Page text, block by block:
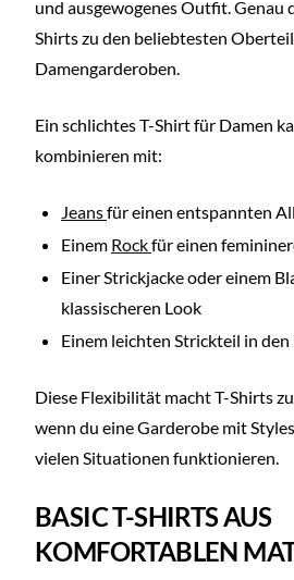
und ausgewogenes Outfit. Genau
Shirts zu den beliebtesten
Damengarderoben.
Ein schlichtes T-Shirt für Damen
kombinieren mit:
Jeansfür einen entspannten
Einem Rockfür einen
Einer Strickjacke oder einem
klassischeren Look
Einem leichten Strickteil in
Diese Flexibilität macht T-Shirts
wenn du eine Garderobe mit
vielen Situationen funktionieren.
BASIC T-SHIRTS AUS
KOMFORTABLEN